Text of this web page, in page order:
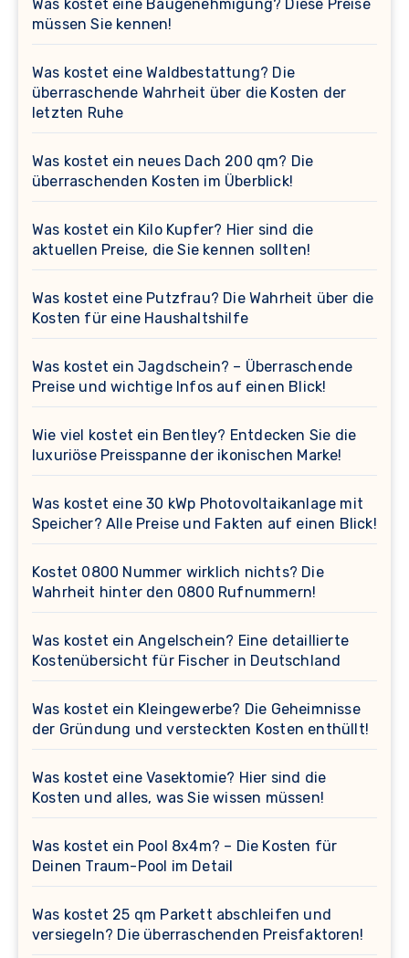
Was kostet eine Baugenehmigung? Diese Preise
müssen Sie kennen!
Was kostet eine Waldbestattung? Die
überraschende Wahrheit über die Kosten der
letzten Ruhe
Was kostet ein neues Dach 200 qm? Die
überraschenden Kosten im Überblick!
Was kostet ein Kilo Kupfer? Hier sind die
aktuellen Preise, die Sie kennen sollten!
Was kostet eine Putzfrau? Die Wahrheit über die
Kosten für eine Haushaltshilfe
Was kostet ein Jagdschein? – Überraschende
Preise und wichtige Infos auf einen Blick!
Wie viel kostet ein Bentley? Entdecken Sie die
luxuriöse Preisspanne der ikonischen Marke!
Was kostet eine 30 kWp Photovoltaikanlage mit
Speicher? Alle Preise und Fakten auf einen Blick!
Kostet 0800 Nummer wirklich nichts? Die
Wahrheit hinter den 0800 Rufnummern!
Was kostet ein Angelschein? Eine detaillierte
Kostenübersicht für Fischer in Deutschland
Was kostet ein Kleingewerbe? Die Geheimnisse
der Gründung und versteckten Kosten enthüllt!
Was kostet eine Vasektomie? Hier sind die
Kosten und alles, was Sie wissen müssen!
Was kostet ein Pool 8x4m? – Die Kosten für
Deinen Traum-Pool im Detail
Was kostet 25 qm Parkett abschleifen und
versiegeln? Die überraschenden Preisfaktoren!